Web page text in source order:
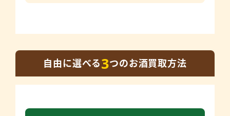
自由に選べる3つのお酒買取方法